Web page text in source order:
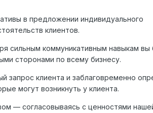
в предложении индивидуального
клиентов.
сильным коммуникативным навыкам вы
сторонами по всему бизнесу.
запрос клиента и заблаговременно
могут возникнуть у клиента.
— согласовываясь с ценностями